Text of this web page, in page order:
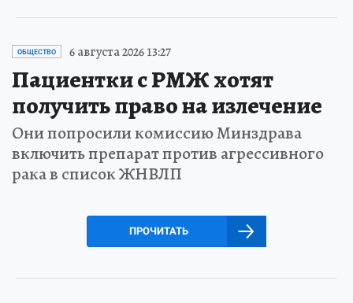
ОБЩЕСТВО 6 августа 2026 13:27
Пациентки с РМЖ хотят
получить право на излечение
Они попросили комиссию Минздрава
включить препарат против агрессивного
рака в список ЖНВЛП
ПРОЧИТАТЬ